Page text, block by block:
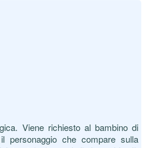
Viene richiesto al bambino di
personaggio che compare sulla